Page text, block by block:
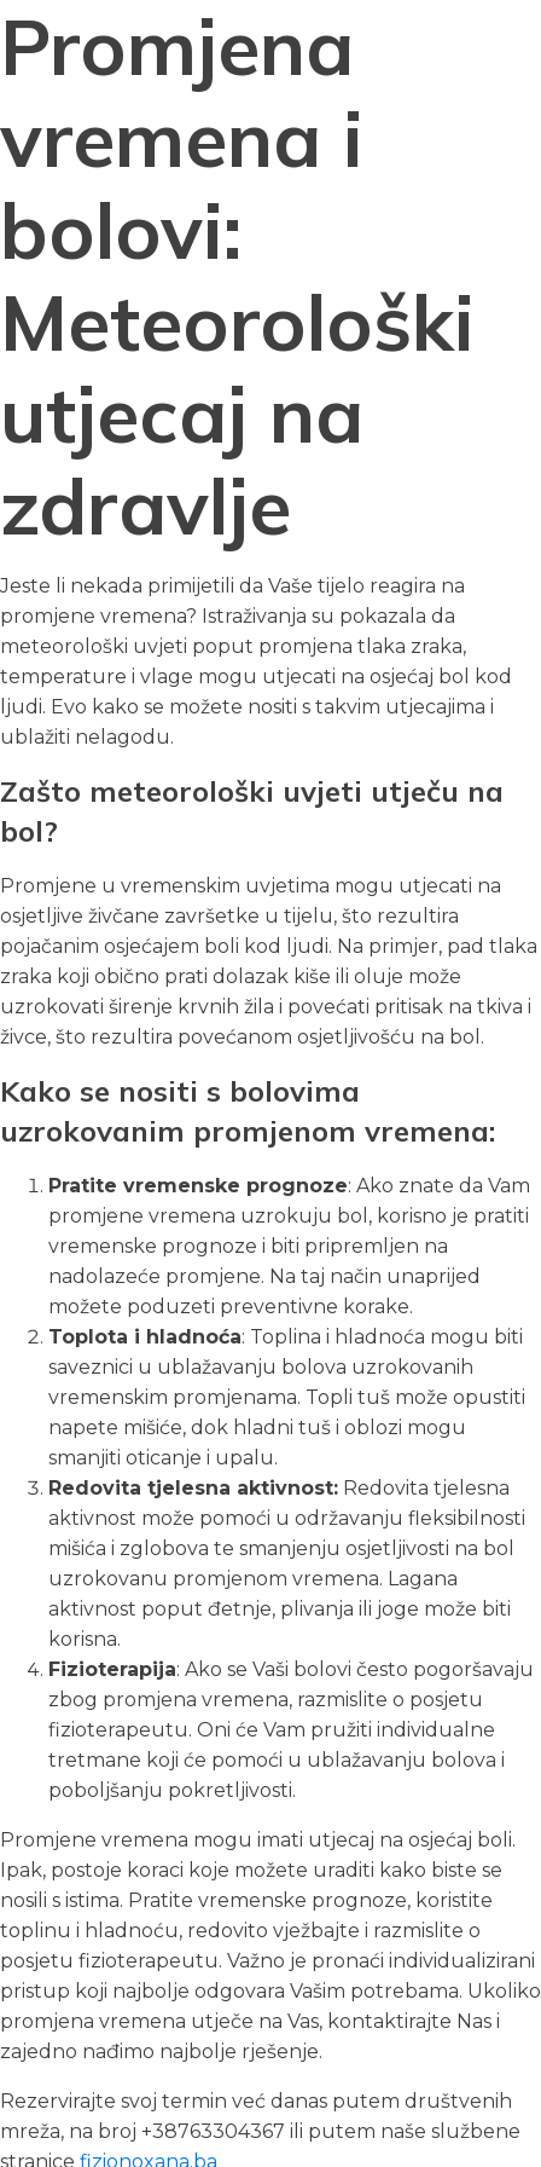
Promjena
vremena i
bolovi:
Meteorološki
utjecaj na
zdravlje
Jeste li nekada primijetili da Vaše tijelo reagira na
promjene vremena? Istraživanja su pokazala da
meteorološki uvjeti poput promjena tlaka zraka,
temperature i vlage mogu utjecati na osjećaj bol kod
ljudi. Evo kako se možete nositi s takvim utjecajima i
ublažiti nelagodu.
Zašto meteorološki uvjeti utječu na
bol?
Promjene u vremenskim uvjetima mogu utjecati na
osjetljive živčane završetke u tijelu, što rezultira
pojačanim osjećajem boli kod ljudi. Na primjer, pad tlaka
zraka koji obično prati dolazak kiše ili oluje može
uzrokovati širenje krvnih žila i povećati pritisak na tkiva i
živce, što rezultira povećanom osjetljivošću na bol.
Kako se nositi s bolovima
uzrokovanim promjenom vremena:
Pratite vremenske prognoze: Ako znate da Vam
promjene vremena uzrokuju bol, korisno je pratiti
vremenske prognoze i biti pripremljen na
nadolazeće promjene. Na taj način unaprijed
možete poduzeti preventivne korake.
Toplota i hladnoća: Toplina i hladnoća mogu biti
saveznici u ublažavanju bolova uzrokovanih
vremenskim promjenama. Topli tuš može opustiti
napete mišiće, dok hladni tuš i oblozi mogu
smanjiti oticanje i upalu.
Redovita tjelesna aktivnost: Redovita tjelesna
aktivnost može pomoći u održavanju fleksibilnosti
mišića i zglobova te smanjenju osjetljivosti na bol
uzrokovanu promjenom vremena. Lagana
aktivnost poput đetnje, plivanja ili joge može biti
korisna.
Fizioterapija: Ako se Vaši bolovi često pogoršavaju
zbog promjena vremena, razmislite o posjetu
fizioterapeutu. Oni će Vam pružiti individualne
tretmane koji će pomoći u ublažavanju bolova i
poboljšanju pokretljivosti.
Promjene vremena mogu imati utjecaj na osjećaj boli.
Ipak, postoje koraci koje možete uraditi kako biste se
nosili s istima. Pratite vremenske prognoze, koristite
toplinu i hladnoću, redovito vježbajte i razmislite o
posjetu fizioterapeutu. Važno je pronaći individualizirani
pristup koji najbolje odgovara Vašim potrebama. Ukoliko
promjena vremena utječe na Vas, kontaktirajte Nas i
zajedno nađimo najbolje rješenje.
Rezervirajte svoj termin već danas putem društvenih
mreža, na broj +38763304367 ili putem naše službene
stranice fizionoxana.ba